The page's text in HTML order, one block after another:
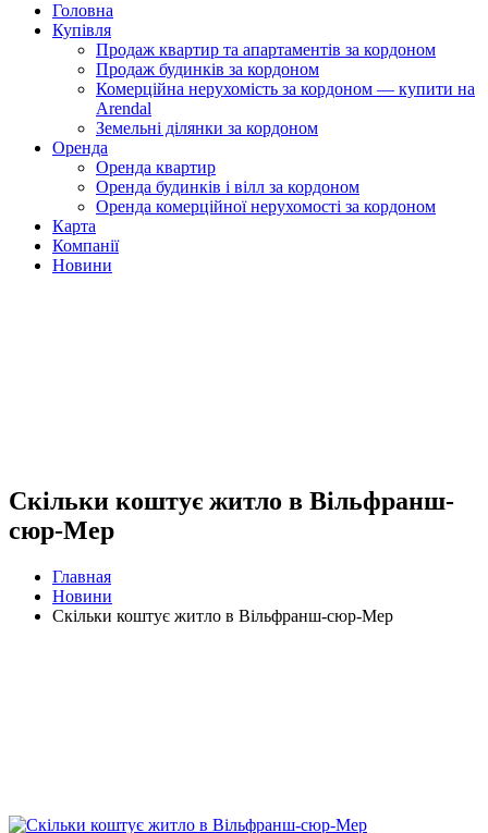
Головна
Купівля
Продаж квартир та апартаментів за кордоном
Продаж будинків за кордоном
Комерційна нерухомість за кордоном — купити на
Arendal
Земельні ділянки за кордоном
Оренда
Оренда квартир
Оренда будинків і вілл за кордоном
Оренда комерційної нерухомості за кордоном
Карта
Компанії
Новини
Скільки коштує житло в Вільфранш-
сюр-Мер
Главная
Новини
Скільки коштує житло в Вільфранш-сюр-Мер